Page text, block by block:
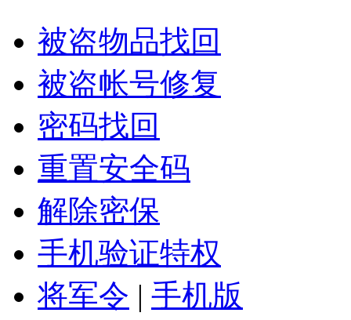
被盗物品找回
被盗帐号修复
密码找回
重置安全码
解除密保
手机验证特权
将军令 | 手机版